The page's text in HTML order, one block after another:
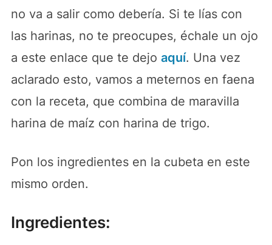
no va a salir como debería. Si te lías con
las harinas, no te preocupes, échale un ojo
a este enlace que te dejo aquí. Una vez
aclarado esto, vamos a meternos en faena
con la receta, que combina de maravilla
harina de maíz con harina de trigo.
Pon los ingredientes en la cubeta en este
mismo orden.
Ingredientes: